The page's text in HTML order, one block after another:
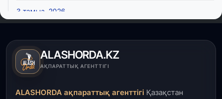
3 тамыз, 2026
Қызылордада 300 орындық аурухана,
салынып жатыр
1 тамыз, 2026
Кинопоиск Қазақстан азаматтарының ең
ALASHORDA.KZ
АҚПАРАТТЫҚ АГЕНТТІГІ
ALASHORDA ақпараттық агенттігі Қазақстан